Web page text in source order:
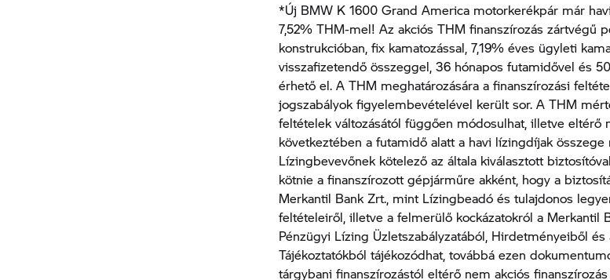
*Új BMW K 1600 Grand America motorkerékpár már
7,52% THM-mel! Az akciós THM finanszírozás zártvégű
konstrukcióban, fix kamatozással, 7,19% éves ügyleti
visszafizetendő összeggel, 36 hónapos futamidővel és
érhető el. A THM meghatározására a finanszírozási
jogszabályok figyelembevételével került sor. A THM
feltételek változásától függően módosulhat, illetve eltérő
következtében a futamidő alatt a havi lízingdíjak összege
Lízingbevevőnek kötelező az általa kiválasztott
kötnie a finanszírozott gépjárműre akként, hogy a
Merkantil Bank Zrt., mint Lízingbeadó és tulajdonos
feltételeiről, illetve a felmerülő kockázatokról a Merkantil
Pénzügyi Lízing Üzletszabályzatából, Hirdetményeiből
Tájékoztatókból tájékozódhat, továbbá ezen
tárgybani finanszírozástól eltérő nem akciós